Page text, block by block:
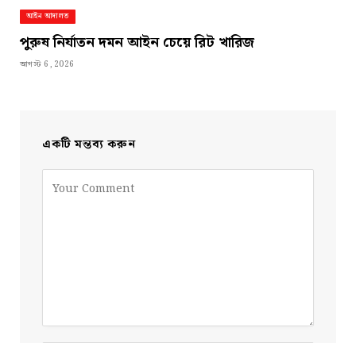
আইন আদালত
পুরুষ নির্যাতন দমন আইন চেয়ে রিট খারিজ
আগস্ট 6, 2026
একটি মন্তব্য করুন